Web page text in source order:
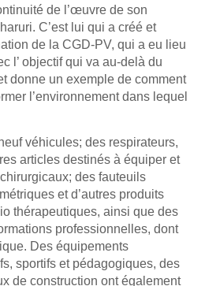
de l’œuvre de son
C’est lui qui a créé et
de la CGD-PV, qui a eu lieu
l’ objectif qui va au-delà du
donne un exemple de comment
l’environnement dans lequel
véhicules; des respirateurs,
articles destinés à équiper et
des fauteuils
et d’autres produits
thérapeutiques, ainsi que des
professionnelles, dont
Des équipements
sportifs et pédagogiques, des
de construction ont également